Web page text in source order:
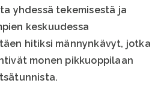
yhdessä tekemisestä ja
keskuudessa
hitiksi männynkävyt, jotka
monen pikkuoppilaan